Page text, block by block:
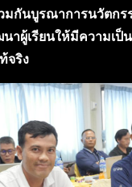
มกันบูรณาการนวัตก
ฒนาผู้เรียนให้มีควา
จริง